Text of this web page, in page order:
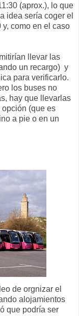
(aprox.), lo que
idea sería coger el
como en el caso
llevar las
un recargo) y
para verificarlo.
los buses no
hay que llevarlas
(que es
a pie o en un
de orgnizar el
alojamientos
que podría ser